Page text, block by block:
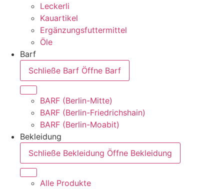
Leckerli
Kauartikel
Ergänzungsfuttermittel
Öle
Barf
Schließe Barf Öffne Barf
BARF (Berlin-Mitte)
BARF (Berlin-Friedrichshain)
BARF (Berlin-Moabit)
Bekleidung
Schließe Bekleidung Öffne Bekleidung
Alle Produkte